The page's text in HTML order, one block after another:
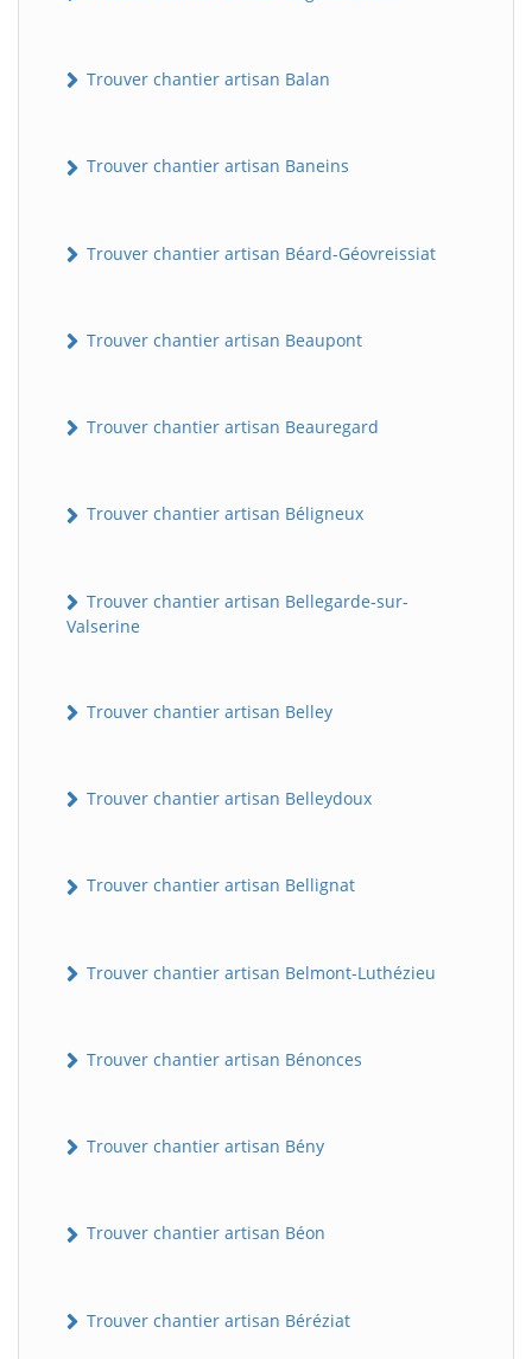
Trouver chantier artisan Balan
Trouver chantier artisan Baneins
Trouver chantier artisan Béard-Géovreissiat
Trouver chantier artisan Beaupont
Trouver chantier artisan Beauregard
Trouver chantier artisan Béligneux
Trouver chantier artisan Bellegarde-sur-
Valserine
Trouver chantier artisan Belley
Trouver chantier artisan Belleydoux
Trouver chantier artisan Bellignat
Trouver chantier artisan Belmont-Luthézieu
Trouver chantier artisan Bénonces
Trouver chantier artisan Bény
Trouver chantier artisan Béon
Trouver chantier artisan Béréziat